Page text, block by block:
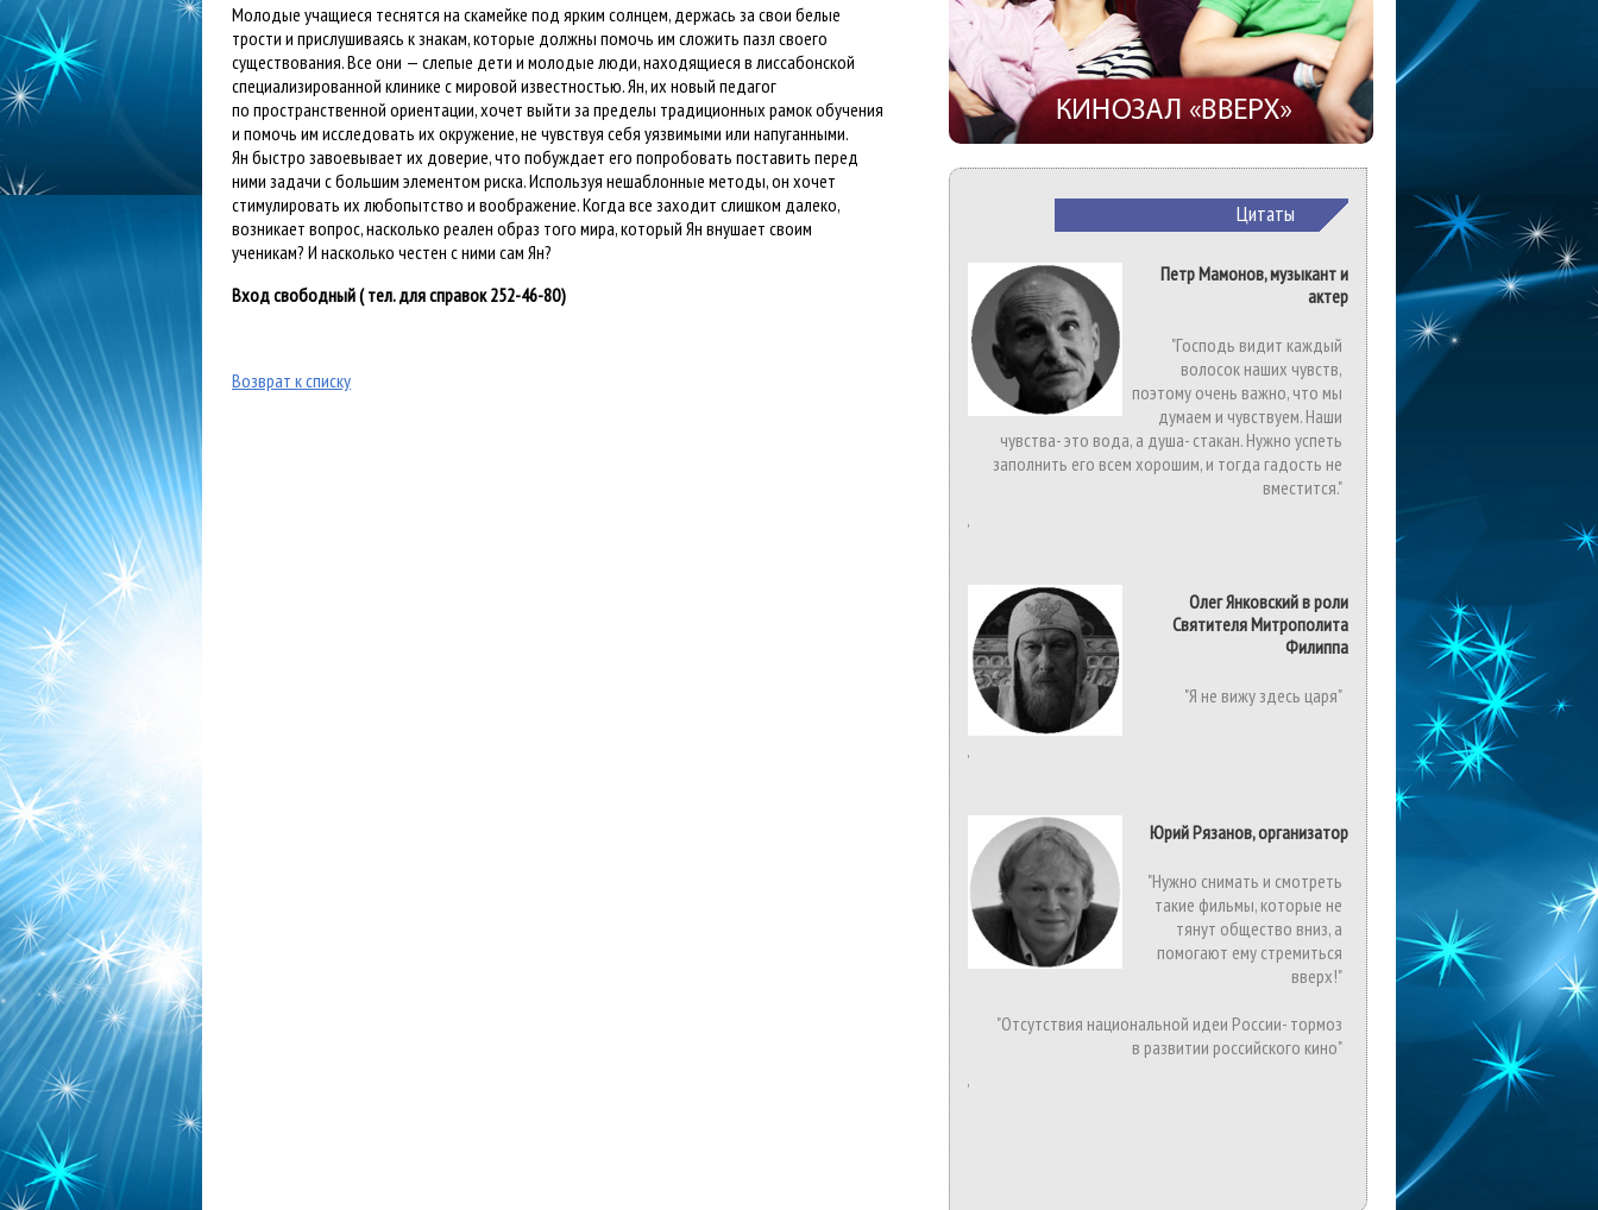
Молодые учащиеся теснятся на скамейке под ярким солнцем, держась за свои белые
трости и прислушиваясь к знакам, которые должны помочь им сложить пазл своего
существования. Все они — слепые дети и молодые люди, находящиеся в лиссабонской
специализированной клинике с мировой известностью. Ян, их новый педагог
по пространственной ориентации, хочет выйти за пределы традиционных рамок обучения
и помочь им исследовать их окружение, не чувствуя себя уязвимыми или напуганными.
Ян быстро завоевывает их доверие, что побуждает его попробовать поставить перед
ними задачи с большим элементом риска. Используя нешаблонные методы, он хочет
стимулировать их любопытство и воображение. Когда все заходит слишком далеко,
возникает вопрос, насколько реален образ того мира, который Ян внушает своим
ученикам? И насколько честен с ними сам Ян?
Вход свободный ( тел. для справок 252-46-80)
Возврат к списку
Цитаты
Петр Мамонов, музыкант и
актер
"Господь видит каждый
волосок наших чувств,
поэтому очень важно, что мы
думаем и чувствуем. Наши
чувства- это вода, а душа- стакан. Нужно успеть
заполнить его всем хорошим, и тогда гадость не
вместится."
Олег Янковский в роли
Святителя Митрополита
Филиппа
"Я не вижу здесь царя"
Юрий Рязанов, организатор
"Нужно снимать и смотреть
такие фильмы, которые не
тянут общество вниз, а
помогают ему стремиться
вверх!"
"Отсутствия национальной идеи России- тормоз
в развитии российского кино"